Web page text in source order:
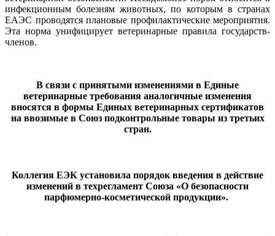
инфекционным болезням животных, по которым в странах
ЕАЭС проводятся плановые профилактические мероприятия.
Эта норма унифицирует ветеринарные правила государств-
членов.
В связи с принятыми изменениями в Единые
ветеринарные требования аналогичные изменения
вносятся в формы Единых ветеринарных сертификатов
на ввозимые в Союз подконтрольные товары из третьих
стран.
Коллегия ЕЭК установила порядок введения в действие
изменений в техрегламент Союза «О безопасности
парфюмерно-косметической продукции».